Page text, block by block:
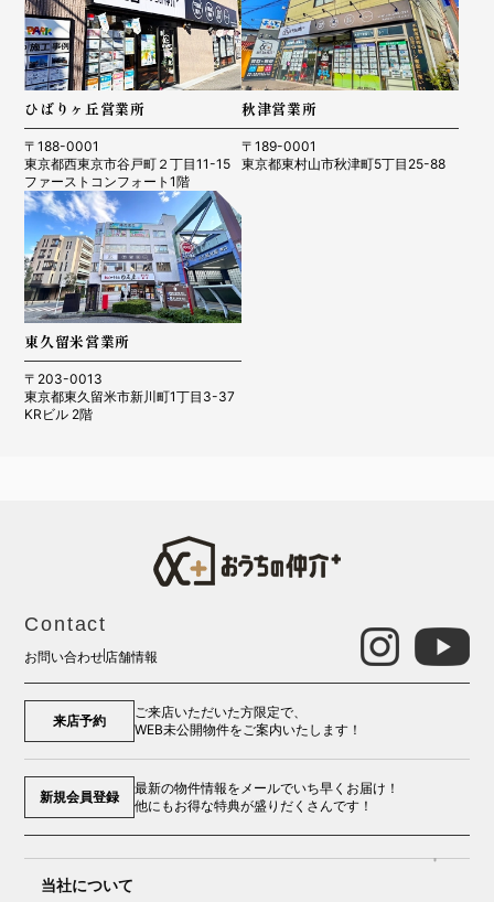
ひばりヶ丘営業所
〒188-0001
東京都西東京市谷戸町２丁目11-15
ファーストコンフォート1階
秋津営業所
〒189-0001
東京都東村山市秋津町5丁目25-88
東久留米営業所
〒203-0013
東京都東久留米市新川町1丁目3-37
KRビル 2階
Contact
お問い合わせ 店舗情報
来店予約
ご来店いただいた方限定で、
WEB未公開物件をご案内いたします！
新規会員登録
最新の物件情報をメールでいち早くお届け！
他にもお得な特典が盛りだくさんです！
当社について